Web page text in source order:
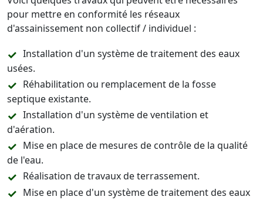
pour mettre en conformité les réseaux
d'assainissement non collectif / individuel :
Installation d'un système de traitement des eaux
usées.
Réhabilitation ou remplacement de la fosse
septique existante.
Installation d'un système de ventilation et
d'aération.
Mise en place de mesures de contrôle de la qualité
de l'eau.
Réalisation de travaux de terrassement.
Mise en place d'un système de traitement des eaux